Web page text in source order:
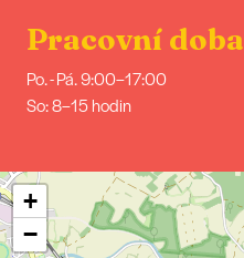
Pracovní doba
Po. - Pá. 9:00–17:00
So: 8–15 hodin
+
−